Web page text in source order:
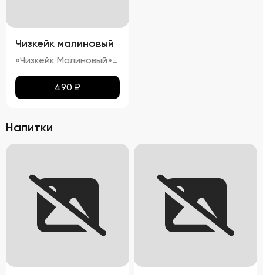
Чизкейк малиновый
«Чизкейк Малиновый» — изысканный десерт, воплощающий гармонию вкуса и красоты. Его гладкая, словно бархатная, поверхность украшена свежими ягодами малины, подчеркивающими яркость насыщенного красного цвета. Нежнейшая кремовая структура тает во рту, оставляя приятное послевкусие сливочного сыра с легкими нотками кислинки спелой малины. Аромат этого чизкейка пленяет сочетанием свежих ягод и сливочных оттенков, создавая ощущение настоящего кулинарного праздника.»
490 ₽
Напитки